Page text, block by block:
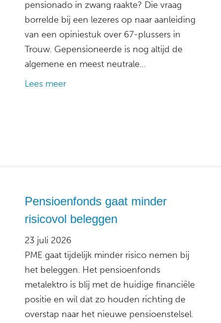
pensionado in zwang raakte? Die vraag
borrelde bij een lezeres op naar aanleiding
van een opiniestuk over 67-plussers in
Trouw. Gepensioneerde is nog altijd de
algemene en meest neutrale…
Lees meer
Pensioenfonds gaat minder
risicovol beleggen
23 juli 2026
PME gaat tijdelijk minder risico nemen bij
het beleggen. Het pensioenfonds
metalektro is blij met de huidige financiële
positie en wil dat zo houden richting de
overstap naar het nieuwe pensioenstelsel.